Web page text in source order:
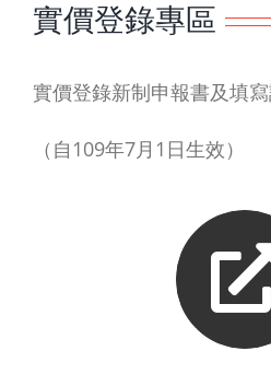
實價登錄專區
實價登錄新制申報書及填
（自109年7月1日生效）